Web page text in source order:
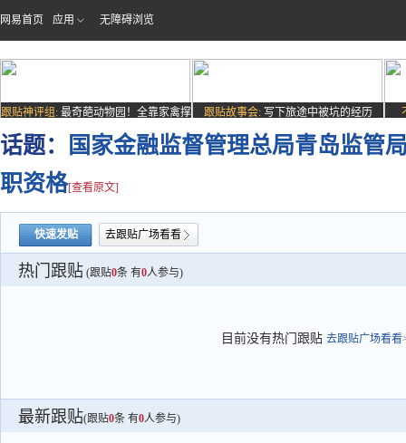
网易首页 应用 无障碍浏览
跟贴神评组: 最奇葩动物园！全靠家禽撑
场子
跟贴故事会: 写下旅途中被坑的经历
话题：
国家金融监督管理总局青岛监管
职资格[查看原文]
快速发贴 去跟贴广场看看
热门跟贴 (跟贴0条 有0人参与)
目前没有热门跟贴 去跟贴广场看看
最新跟贴(跟贴0条 有0人参与)